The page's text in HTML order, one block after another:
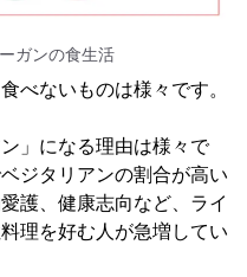
ガンの食生活
べないものは様々です。
」になる理由は様々で
ジタリアンの割合が高い
護、健康志向など、ライ
理を好む人が急増してい